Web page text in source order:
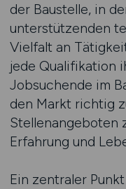
der Baustelle, in
unterstützenden
Vielfalt an
jede Qualifikation
Jobsuchende im
den Markt richtig
Stellenangeboten
Erfahrung und
Ein zentraler